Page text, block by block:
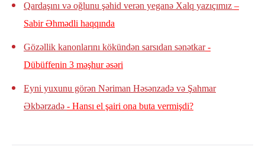
Qardaşını və oğlunu şəhid verən yeganə Xalq yazıçımız –
Sabir Əhmədli haqqında
Gözəllik kanonlarını kökündən sarsıdan sənətkar-
Dübüffenin 3 məşhur əsəri
Eyni yuxunu görən Nəriman Həsənzadə və Şahmar
Əkbərzadə - Hansı el şairi ona buta vermişdi?